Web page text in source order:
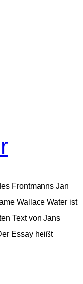
Frontmanns Jan
Wallace Water ist
Text von Jans
Essay heißt